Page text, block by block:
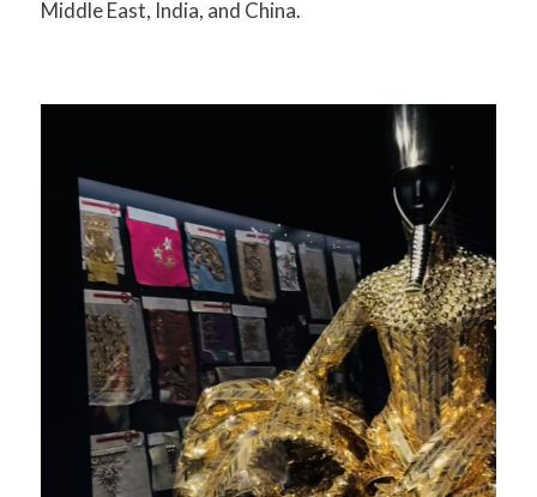
Middle East, India, and China.